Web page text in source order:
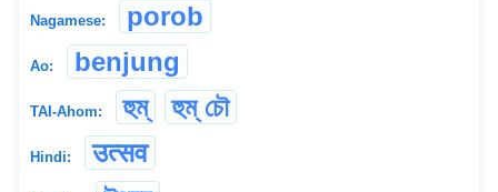
Nagamese: porob
Ao: benjung
TAI-Ahom: হুম্ হুম্ চৌ
Hindi: उत्सव